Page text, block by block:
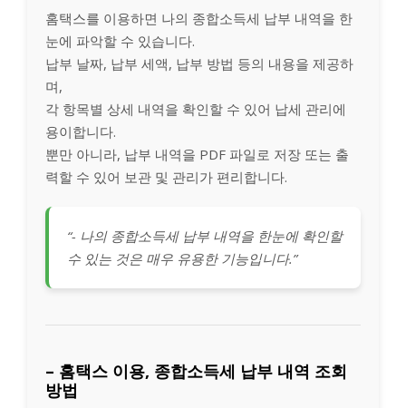
홈택스를 이용하면 나의 종합소득세 납부 내역을 한
눈에 파악할 수 있습니다.
납부 날짜, 납부 세액, 납부 방법 등의 내용을 제공하
며,
각 항목별 상세 내역을 확인할 수 있어 납세 관리에
용이합니다.
뿐만 아니라, 납부 내역을 PDF 파일로 저장 또는 출
력할 수 있어 보관 및 관리가 편리합니다.
“- 나의 종합소득세 납부 내역을 한눈에 확인할
수 있는 것은 매우 유용한 기능입니다.”
– 홈택스 이용, 종합소득세 납부 내역 조회
방법